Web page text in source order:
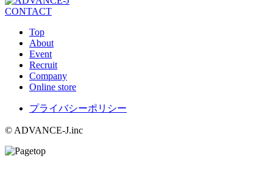
CONTACT
Top
About
Event
Recruit
Company
Online store
プライバシーポリシー
© ADVANCE-J.inc